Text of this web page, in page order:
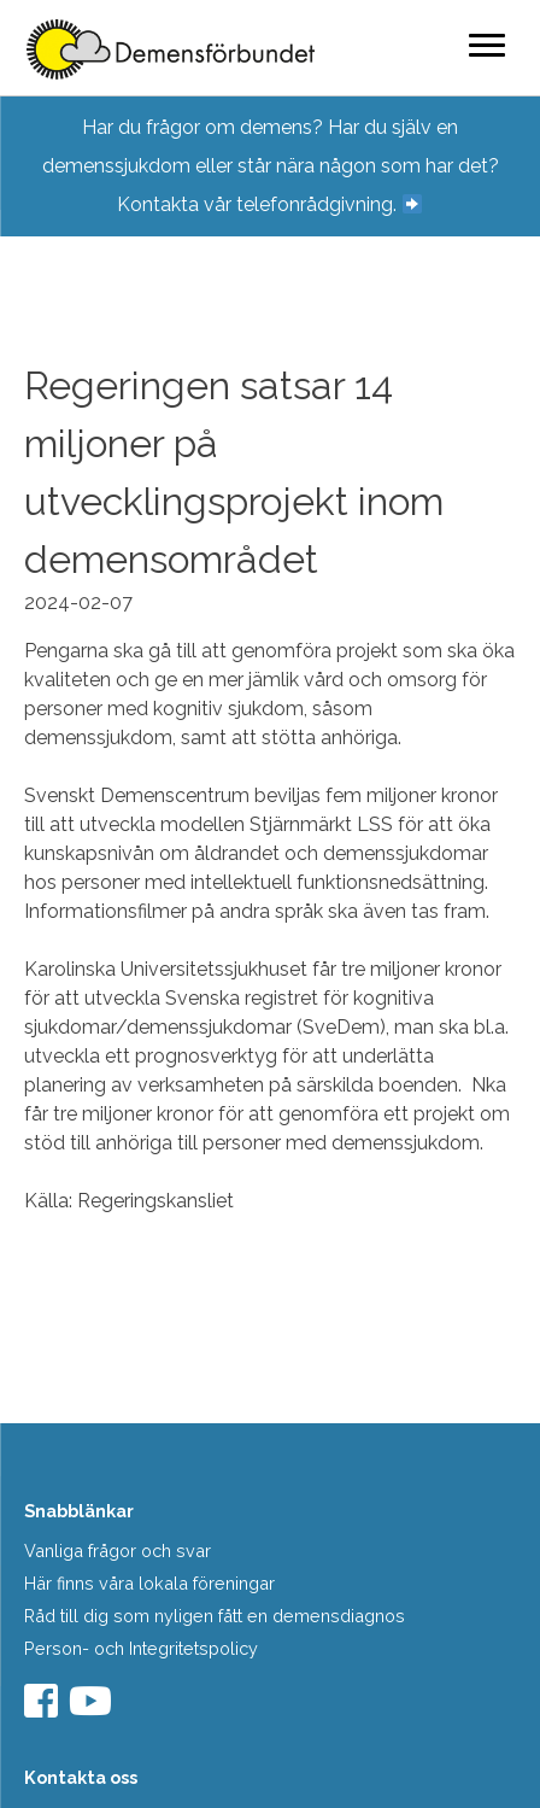
content
Har du frågor om demens? Har du själv en
demenssjukdom eller står nära någon som har det?
Kontakta vår telefonrådgivning.
Regeringen satsar 14
miljoner på
utvecklingsprojekt inom
demensområdet
2024-02-07
Pengarna ska gå till att genomföra projekt som ska öka
kvaliteten och ge en mer jämlik vård och omsorg för
personer med kognitiv sjukdom, såsom
demenssjukdom, samt att stötta anhöriga.
Svenskt Demenscentrum beviljas fem miljoner kronor
till att utveckla modellen Stjärnmärkt LSS för att öka
kunskapsnivån om åldrandet och demenssjukdomar
hos personer med intellektuell funktionsnedsättning.
Informationsfilmer på andra språk ska även tas fram.
Karolinska Universitetssjukhuset får tre miljoner kronor
för att utveckla Svenska registret för kognitiva
sjukdomar/demenssjukdomar (SveDem), man ska bl.a.
utveckla ett prognosverktyg för att underlätta
planering av verksamheten på särskilda boenden. Nka
får tre miljoner kronor för att genomföra ett projekt om
stöd till anhöriga till personer med demenssjukdom.
Källa: Regeringskansliet
Snabblänkar
Vanliga frågor och svar
Här finns våra lokala föreningar
Råd till dig som nyligen fått en demensdiagnos
Person- och Integritetspolicy
Kontakta oss